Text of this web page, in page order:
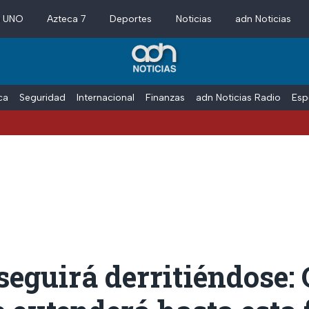
Azteca 7 Deportes Noticias adn Noticias
Seguridad Internacional Finanzas adn Noticias Radio
derritiéndose: